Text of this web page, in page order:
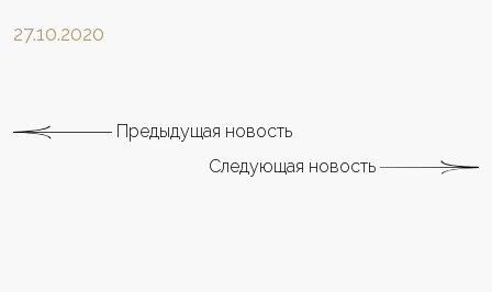
27.10.2020
Предыдущая новость
Следующая новость